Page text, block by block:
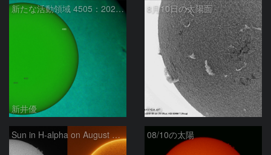
新たな活動領域 4505：2026/08/10
新井優
8月10日の太陽面
ta-o
Sun in H-alpha on August 10, 2026 08/10の太陽